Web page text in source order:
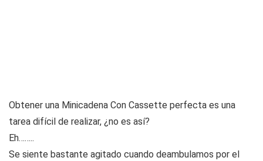
Obtener una Minicadena Con Cassette perfecta es una
tarea difícil de realizar, ¿no es así?
Eh……..
Se siente bastante agitado cuando deambulamos por el